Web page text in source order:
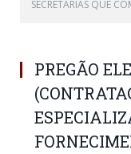
SECRETARIAS QUE
PREGÃO